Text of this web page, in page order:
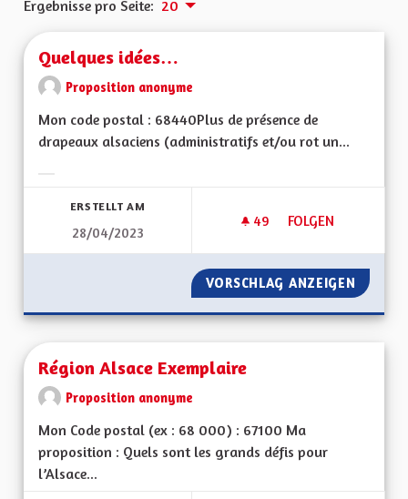
Ergebnisse pro Seite: 20
Quelques idées…
Proposition anonyme
Mon code postal : 68440Plus de présence de
drapeaux alsaciens (administratifs et/ou rot un...
ERSTELLT AM
28/04/2023
49 49 FOLLOWER
FOLGEN
QUELQUES IDÉES…
VORSCHLAG ANZEIGEN
Région Alsace Exemplaire
Proposition anonyme
Mon Code postal (ex : 68 000) : 67100 Ma
proposition : Quels sont les grands défis pour
l’Alsace...